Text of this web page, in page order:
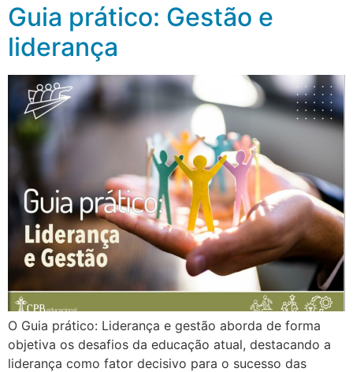
Guia prático: Gestão e
liderança
O Guia prático: Liderança e gestão aborda de forma
objetiva os desafios da educação atual, destacando a
liderança como fator decisivo para o sucesso das